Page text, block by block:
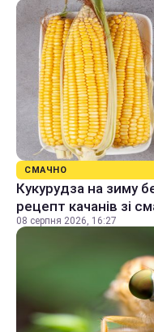
СМАЧНО
Кукурудза на зиму
рецепт качанів зі
08 серпня 2026, 16:27